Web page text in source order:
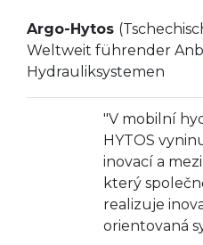
Argo-Hytos
Weltweit führender
Hydrauliksystemen
"V mobilní
HYTOS
inovací a
který
realizuje
orientovaná